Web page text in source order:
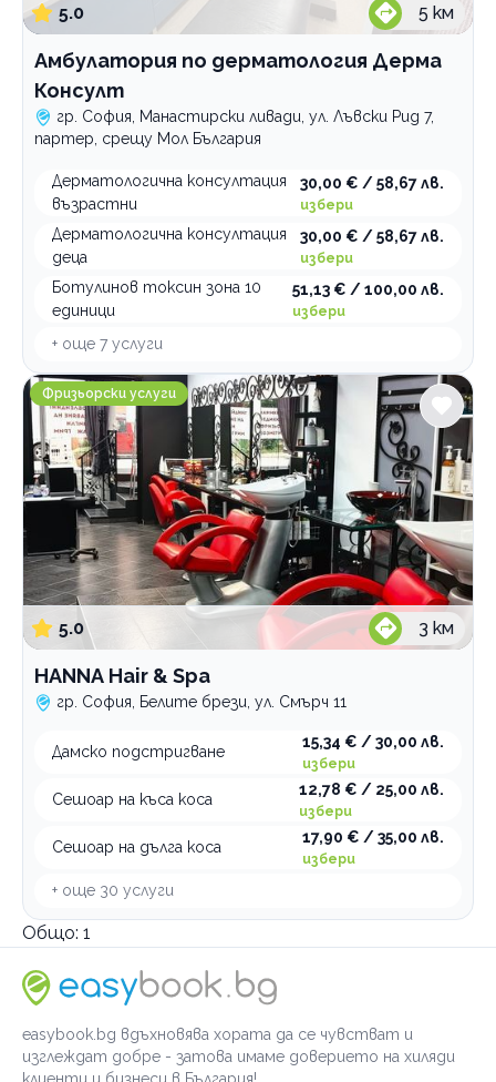
5.0 5 км
Амбулатория по дерматология Дерма
Консулт
гр. София, Манастирски ливади, ул. Лъвски Рид 7,
партер, срещу Мол България
Дерматологична консултация
възрастни
30,00 € / 58,67 лв.
избери
Дерматологична консултация
деца
30,00 € / 58,67 лв.
избери
Ботулинов токсин зона 10
единици
51,13 € / 100,00 лв.
избери
+ още 7 услуги
HANNА Hair & Spa
Фризьорски услуги
5.0 3 км
HANNА Hair & Spa
гр. София, Белите брези, ул. Смърч 11
Дамско подстригване
15,34 € / 30,00 лв.
избери
Сешоар на къса коса
12,78 € / 25,00 лв.
избери
Сешоар на дълга коса
17,90 € / 35,00 лв.
избери
+ още 30 услуги
Общо: 1
easybook.bg вдъхновява хората да се чувстват и
изглеждат добре - затова имаме доверието на хиляди